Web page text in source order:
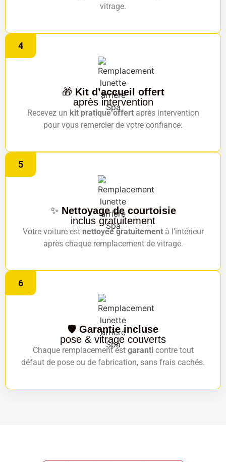
vitrage.
4
🎁 Kit d’accueil offert
après intervention
Recevez un kit pratique offertaprès intervention
pour vous remercier de votre confiance.
5
✨ Nettoyage de courtoisie
inclus gratuitement
Votre voiture est nettoyée gratuitementà l’intérieur
après chaque remplacement de vitrage.
6
🛡️ Garantie incluse
pose & vitrage couverts
Chaque remplacement est garanticontre tout
défaut de pose ou de fabrication, sans frais cachés.